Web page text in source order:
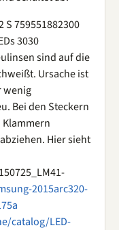
759551882300
3030
sind auf die
Ursache ist
wenig
Bei den Steckern
abziehen. Hier sieht
2015arc320-
catalog/LED-